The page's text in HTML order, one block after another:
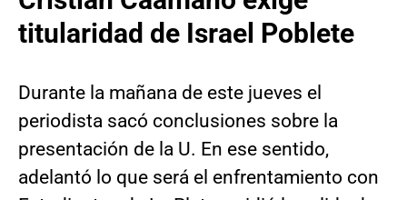
titularidad de Israel Poblete
Durante la mañana de este jueves el
periodista sacó conclusiones sobre la
presentación de la U. En ese sentido,
adelantó lo que será el enfrentamiento con